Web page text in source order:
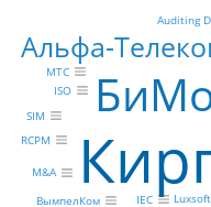
Альфа-
ВымпелКом Luxsoft
МТС
IEC
ISO
SIM
RCPM
Auditing
M&A